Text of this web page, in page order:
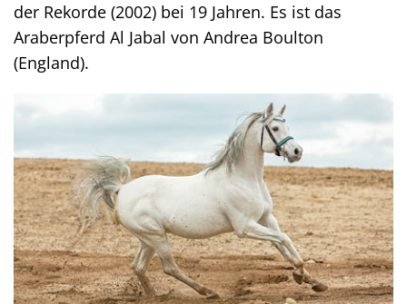
der Rekorde (2002) bei 19 Jahren. Es ist das
Araberpferd Al Jabal von Andrea Boulton
(England).